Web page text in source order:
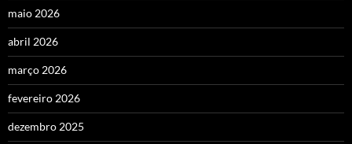
maio 2026
abril 2026
março 2026
fevereiro 2026
dezembro 2025